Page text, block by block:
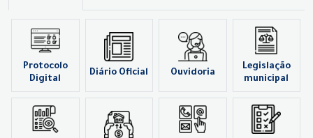
Protocolo
Digital
Diário Oficial Ouvidoria
Legislação
municipal